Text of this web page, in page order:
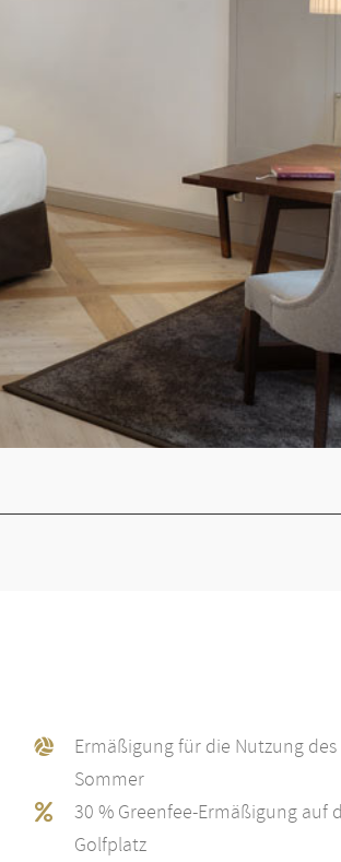
Ermäßigung für die Nutzung
Sommer
30 % Greenfee-Ermäßigung auf
Golfplatz